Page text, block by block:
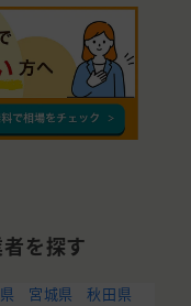
を探す
宮城県
秋田県